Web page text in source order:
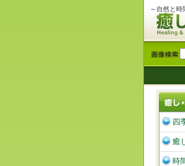
～自然と時
四
癒
時